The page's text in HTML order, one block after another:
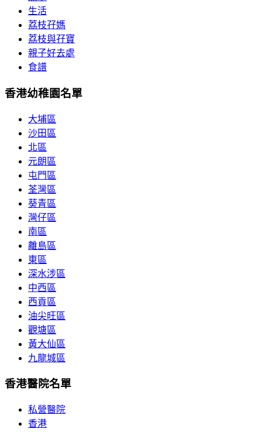
生活
荔枝孖媽
荔枝與孖寶
親子好去處
食譜
香港幼稚園名單
大埔區
沙田區
北區
元朗區
屯門區
荃灣區
葵青區
灣仔區
南區
離島區
東區
深水涉區
中西區
西貢區
油尖旺區
觀塘區
黃大仙區
九龍城區
香港醫院名單
私營醫院
香港